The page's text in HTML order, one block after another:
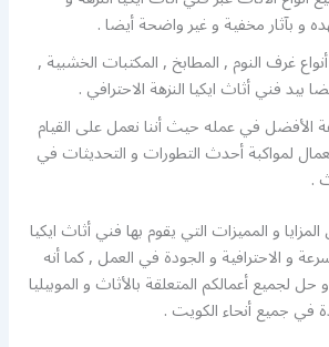
و بآثار مخفية و غير واضحة أيضا .
غرف النوم , المطابخ , المكتبات الخشبية ,
بيد فني أثاث ايكيا النزهة الاحترافي .
الأفضل في عمله حيث أننا نعمل على القيام
لمواكبة أحدث التطورات و التحديثات في
.
و المميزات التي يقوم بها فني أثاث ايكيا
و الاحترافية و الجودة في العمل , كما أنه
لجميع أعمالكم المتعلقة بالأثاث و الموبيليا
في جميع أنحاء الكويت .